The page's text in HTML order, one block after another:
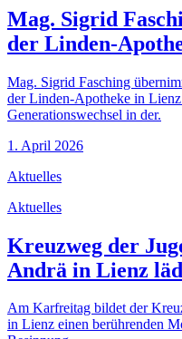
Mag. Sigrid
der Linden-
Mag. Sigrid Fasching
der Linden-Apotheke in
Generationswechsel in der.
1. April 2026
Aktuelles
Aktuelles
Kreuzweg der
Andrä in Lienz
Am Karfreitag bildet der
in Lienz einen berührenden